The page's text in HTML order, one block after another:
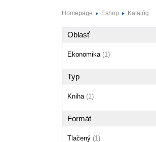
Dane a účtovníctvo
BOZP
Homepage Eshop Katalóg
Oblasť
Ekonomika (1)
Typ
Kniha (1)
Formát
Tlačený (1)